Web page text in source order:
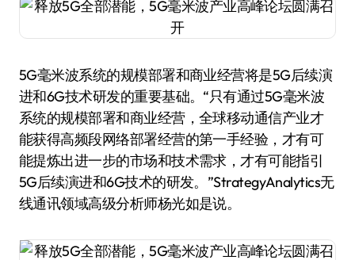
5G毫米波系统的规模部署和商业经营将是5G后续演
进和6G技术研发的重要基础。“只有通过5G毫米波
系统的规模部署和商业经营，全球移动通信产业才
能获得高频段网络部署经营的第一手经验，才有可
能提炼出进一步的市场和技术需求，才有可能指引
5G后续演进和6G技术的研发。”StrategyAnalytics无
线通讯领域高级分析师杨光如是说。